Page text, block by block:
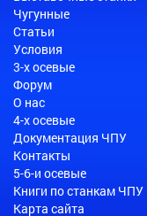
Чугунные
Статьи
Условия
3-х осевые
Форум
О нас
4-х осевые
Документация ЧПУ
Контакты
5-6-и осевые
Книги по станкам ЧПУ
Карта сайта